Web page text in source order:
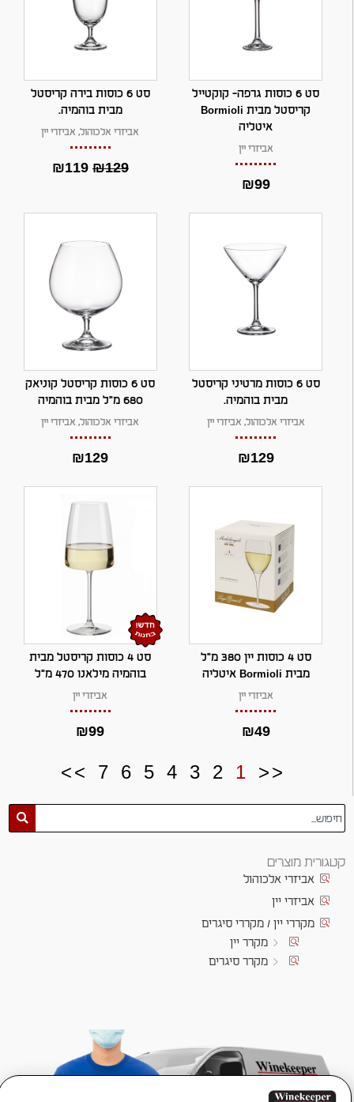
חיפוש
קטגורית מוצרים
אביזרי אלכוהול
אביזרי יין
מקררי יין / מקררי סיגרים
מקרר יין
מקרר סיגרים
סט 6 כוסות גרפה- קוקטייל
קריסטל מבית Bormioli
איטליה
אביזרי יין
₪99
סט 6 כוסות בירה קריסטל
מבית בוהמיה.
אביזרי אלכוהול, אביזרי יין
₪129
ה
מ
ר
ה
י
ה
₪
1
2
9
.
₪119
ר
כ
ח
י
₪
1
1
9
סט 6 כוסות מרטיני קריסטל
מבית בוהמיה.
אביזרי אלכוהול, אביזרי יין
₪129
סט 6 כוסות קריסטל קוניאק
680 מ"ל מבית בוהמיה
אביזרי אלכוהול, אביזרי יין
₪129
סט 4 כוסות יין 380 מ"ל
מבית Bormioli איטליה
אביזרי יין
₪49
סט 4 כוסות קריסטל מבית
בוהמיה מילאנו 470 מ"ל
אביזרי יין
₪99
<<
1
2
3
4
5
6
7
>>